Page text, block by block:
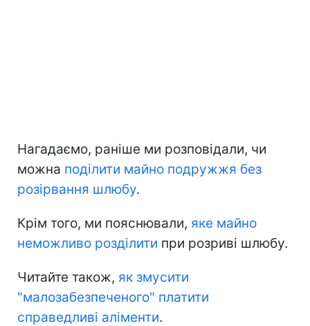
Нагадаємо, раніше ми розповідали, чи
можна поділити майно подружжя без
розірвання шлюбу.
Крім того, ми пояснювали, яке майно
неможливо розділити при розриві шлюбу.
Читайте також, як змусити
"малозабезпеченого" платити
справедливі аліменти.